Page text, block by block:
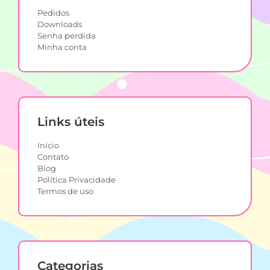
Pedidos
Downloads
Senha perdida
Minha conta
Links úteis
Início
Contato
Blog
Política Privacidade
Termos de uso
Categorias